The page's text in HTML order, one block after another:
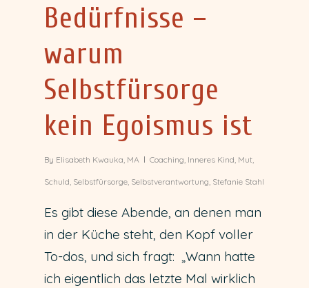
Bedürfnisse –
warum
Selbstfürsorge
kein Egoismus ist
By Elisabeth Kwauka, MA Coaching, Inneres Kind, Mut,
Schuld, Selbstfürsorge, Selbstverantwortung, Stefanie Stahl
Es gibt diese Abende, an denen man
in der Küche steht, den Kopf voller
To-dos, und sich fragt: „Wann hatte
ich eigentlich das letzte Mal wirklich